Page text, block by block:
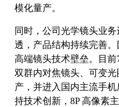
模化量产。
同时，公司光学镜头业
透，产品结构持续完善
高端镜头技术壁垒。目前
双群内对焦镜头、可变
产，并进入国内主流手
持技术创新，8P 高像素